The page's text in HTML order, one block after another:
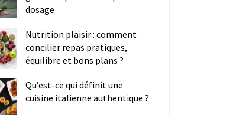
dosage
Nutrition plaisir : comment
concilier repas pratiques,
équilibre et bons plans ?
Qu’est-ce qui définit une
cuisine italienne authentique ?